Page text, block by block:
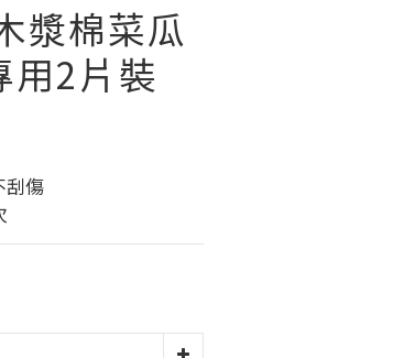
漿棉菜瓜
用2片裝
傷